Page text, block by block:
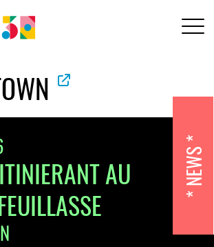
AU
NEWS